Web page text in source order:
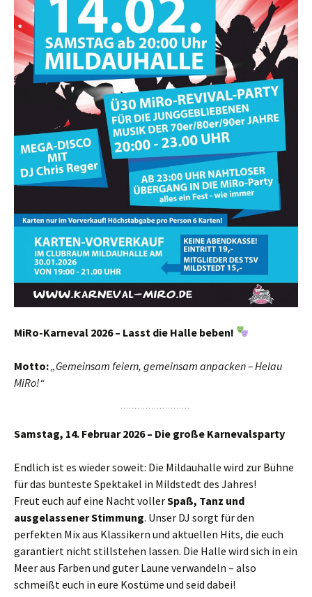
MiRo-Karneval 2026 – Lasst die Halle beben!
Motto:„Gemeinsam feiern, gemeinsam anpacken – Helau
MiRo!“
Samstag, 14. Februar 2026 – Die große Karnevalsparty
Endlich ist es wieder soweit: Die Mildauhalle wird zur Bühne
für das bunteste Spektakel in Mildstedt des Jahres!
Freut euch auf eine Nacht vollerSpaß, Tanz und
ausgelassener Stimmung. Unser DJ sorgt für den
perfekten Mix aus Klassikern und aktuellen Hits, die euch
garantiert nicht stillstehen lassen. Die Halle wird sich in ein
Meer aus Farben und guter Laune verwandeln – also
schmeißt euch in eure Kostüme und seid dabei!